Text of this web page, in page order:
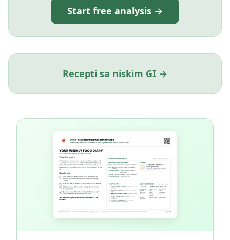
Start free analysis →
Recepti sa niskim GI →